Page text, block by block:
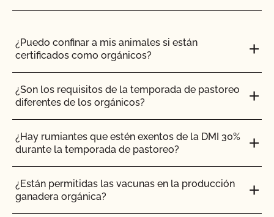
¿Quién debe inscribirse en el Programa Orgánico
del Estado de California (SOP)?
¿Por qué necesito una inspección orgánica?
¿Por qué debería certificarme con el CCOF?
¿Puedo confinar a mis animales si están
certificados como orgánicos?
¿Son los requisitos de la temporada de pastoreo
diferentes de los orgánicos?
¿Hay rumiantes que estén exentos de la DMI 30%
durante la temporada de pastoreo?
¿Están permitidas las vacunas en la producción
ganadera orgánica?